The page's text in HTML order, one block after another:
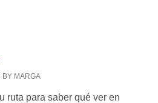
BY MARGA
ruta para saber qué ver en